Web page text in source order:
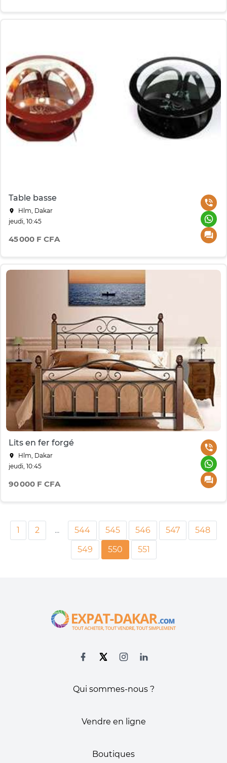
Table basse
Hlm, Dakar
jeudi, 10:45
45 000 F CFA
Lits en fer forgé
Hlm, Dakar
jeudi, 10:45
90 000 F CFA
1 2 ... 544 545 546 547
548
549
550 551
Qui sommes-nous ?
Vendre en ligne
Boutiques